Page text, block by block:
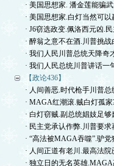
· 美国思想家. 潘金莲能骗
· 美国思想家.白灯当然可以
· J6窃选政变.佩洛西元凶.
· 醉翁之意不在酒.川普挑战
· 我们人民川普总统天降奇
· 我们人民总统川普讲话一
【政论436】
· 人间善恶.时代枪手川普总
· MAGA红潮滚.贼白灯孤
· 白灯窃贼.副总统娼妓足够
· 民主党承认作弊.川普要求
· “高法被MAGA吞噬”.驴党
· 人间正道有老川.最高法院
· 独立日的无名英雄